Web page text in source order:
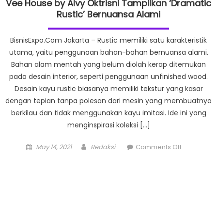
Vee House by Alvy Oktrisni Tampilkan ‘Dramatic
Rustic’ Bernuansa Alami
BisnisExpo.Com Jakarta – Rustic memiliki satu karakteristik
utama, yaitu penggunaan bahan-bahan bernuansa alami.
Bahan alam mentah yang belum diolah kerap ditemukan
pada desain interior, seperti penggunaan unfinished wood.
Desain kayu rustic biasanya memiliki tekstur yang kasar
dengan tepian tanpa polesan dari mesin yang membuatnya
berkilau dan tidak menggunakan kayu imitasi. Ide ini yang
menginspirasi koleksi […]
Posted
May 14, 2021 Author
Redaksi Comments Offon